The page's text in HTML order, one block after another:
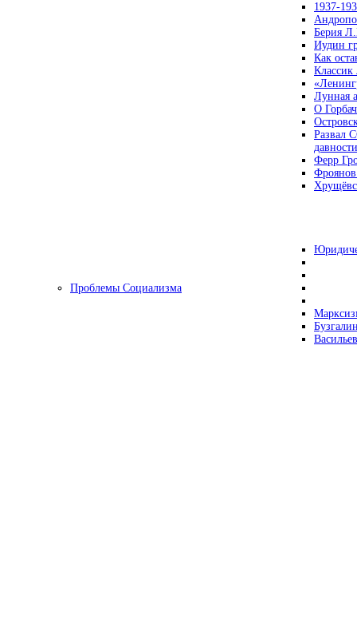
1937-
Берия
Иудин
Как
Лунная
О
Развал
давности
Ферр
Проблемы Социализма